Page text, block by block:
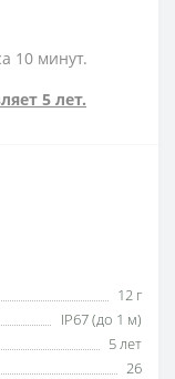
10 минут.
5 лет.
12 г
IP67 (до 1 м)
5 лет
26